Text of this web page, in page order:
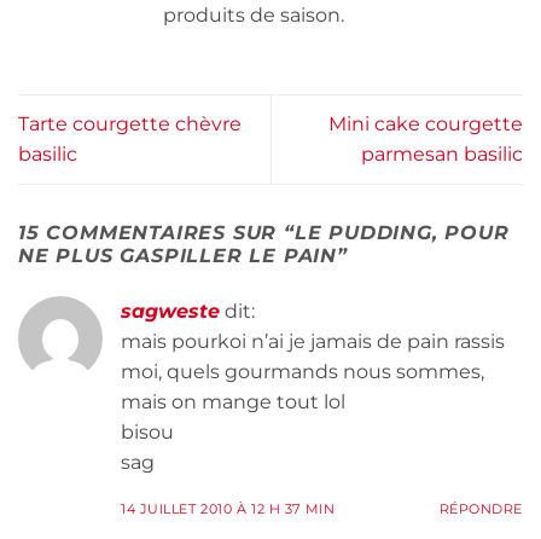
produits de saison.
Tarte courgette chèvre
basilic
Mini cake courgette
parmesan basilic
15 COMMENTAIRES SUR “LE PUDDING, POUR
NE PLUS GASPILLER LE PAIN”
sagweste dit:
mais pourkoi n’ai je jamais de pain rassis
moi, quels gourmands nous sommes,
mais on mange tout lol
bisou
sag
14 JUILLET 2010 À 12 H 37 MIN RÉPONDRE